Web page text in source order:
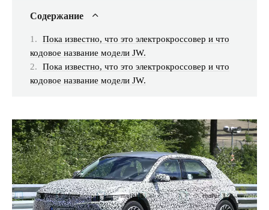
Содержание
Пока известно, что это электрокроссовер и что
кодовое название модели JW.
Пока известно, что это электрокроссовер и что
кодовое название модели JW.